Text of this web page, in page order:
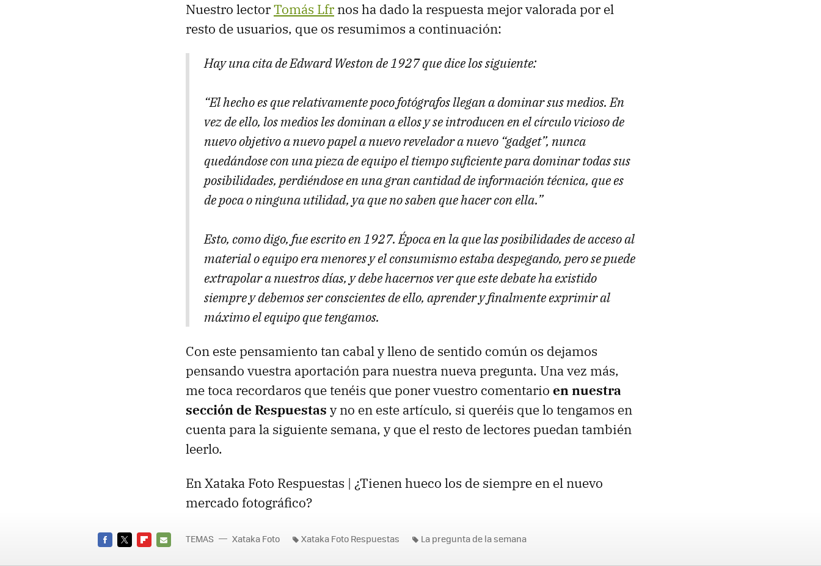
Nuestro lectorTomás Lfr nos ha dado la respuesta mejor valorada por el
resto de usuarios, que os resumimos a continuación:
Hay una cita de Edward Weston de 1927 que dice los siguiente:
“El hecho es que relativamente poco fotógrafos llegan a dominar sus medios. En
vez de ello, los medios les dominan a ellos y se introducen en el círculo vicioso de
nuevo objetivo a nuevo papel a nuevo revelador a nuevo “gadget”, nunca
quedándose con una pieza de equipo el tiempo suficiente para dominar todas sus
posibilidades, perdiéndose en una gran cantidad de información técnica, que es
de poca o ninguna utilidad, ya que no saben que hacer con ella.”
Esto, como digo, fue escrito en 1927. Época en la que las posibilidades de acceso al
material o equipo era menores y el consumismo estaba despegando, pero se puede
extrapolar a nuestros días, y debe hacernos ver que este debate ha existido
siempre y debemos ser conscientes de ello, aprender y finalmente exprimir al
máximo el equipo que tengamos.
Con este pensamiento tan cabal y lleno de sentido común os dejamos
pensando vuestra aportación para nuestra nueva pregunta. Una vez más,
me toca recordaros que tenéis que poner vuestro comentario en nuestra
sección de Respuestas y no en este artículo, si queréis que lo tengamos en
cuenta para la siguiente semana, y que el resto de lectores puedan también
leerlo.
En Xataka Foto Respuestas | ¿Tienen hueco los de siempre en el nuevo
mercado fotográfico?
TEMAS Xataka Foto Xataka Foto Respuestas La pregunta de la semana